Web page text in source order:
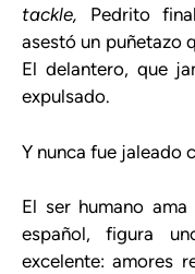
tackle, Pedrito
asestó un puñetazo
El delantero, que
expulsado.
Y nunca fue jaleado
El ser humano
español, figura
excelente: amores